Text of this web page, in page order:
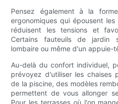
Pensez également à la
ergonomiques qui épousent
réduisent les tensions et
Certains fauteuils de jardin
lombaire ou même d'un appuie-
Au-delà du confort individuel,
prévoyez d'utiliser les chaises
de la piscine, des modèles
permettent de vous allonger